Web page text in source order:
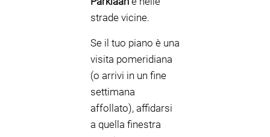
strade vicine.
Se il tuo piano è una
visita pomeridiana
(o arrivi in un fine
settimana
affollato), affidarsi
a quella finestra